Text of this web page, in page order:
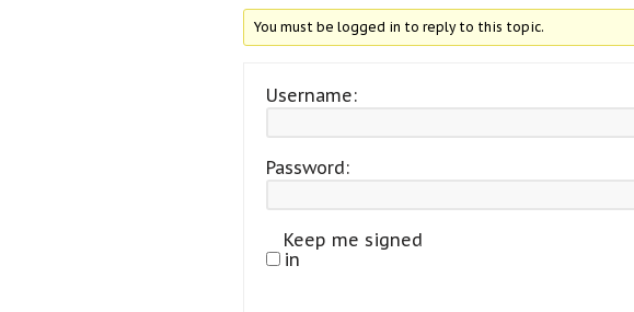
You must be logged in to reply to this topic.
Username:
Password:
Keep me signed
in